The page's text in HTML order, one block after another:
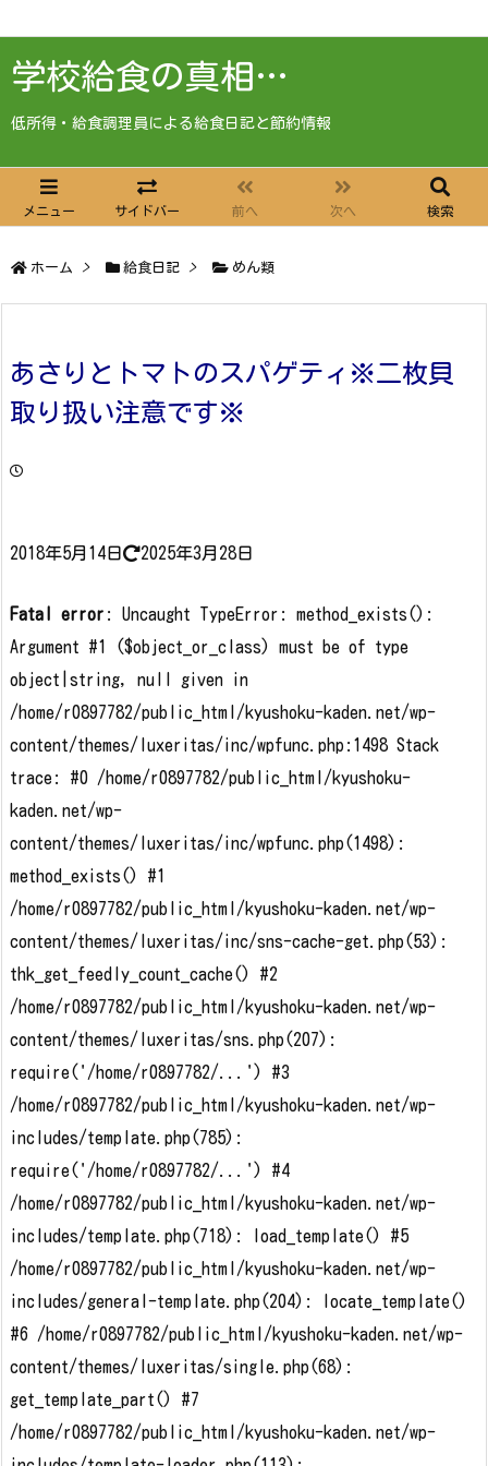
学校給食の真相…
低所得・給食調理員による給食日記と節約情報
メニュー サイドバー 前へ 次へ 検索
ホーム > 給食日記 > めん類
あさりとトマトのスパゲティ※二枚貝
取り扱い注意です※
2018年5月14日 2025年3月28日
Fatal error : Uncaught TypeError: method_exists():
Argument #1 ($object_or_class) must be of type
object|string, null given in
/home/r0897782/public_html/kyushoku-kaden.net/wp-
content/themes/luxeritas/inc/wpfunc.php:1498 Stack
trace: #0 /home/r0897782/public_html/kyushoku-
kaden.net/wp-
content/themes/luxeritas/inc/wpfunc.php(1498):
method_exists() #1
/home/r0897782/public_html/kyushoku-kaden.net/wp-
content/themes/luxeritas/inc/sns-cache-get.php(53):
thk_get_feedly_count_cache() #2
/home/r0897782/public_html/kyushoku-kaden.net/wp-
content/themes/luxeritas/sns.php(207):
require('/home/r0897782/...') #3
/home/r0897782/public_html/kyushoku-kaden.net/wp-
includes/template.php(785):
require('/home/r0897782/...') #4
/home/r0897782/public_html/kyushoku-kaden.net/wp-
includes/template.php(718): load_template() #5
/home/r0897782/public_html/kyushoku-kaden.net/wp-
includes/general-template.php(204): locate_template()
#6 /home/r0897782/public_html/kyushoku-kaden.net/wp-
content/themes/luxeritas/single.php(68):
get_template_part() #7
/home/r0897782/public_html/kyushoku-kaden.net/wp-